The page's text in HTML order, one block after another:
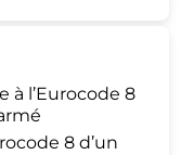
à l’Eurocode 8
8 d’un